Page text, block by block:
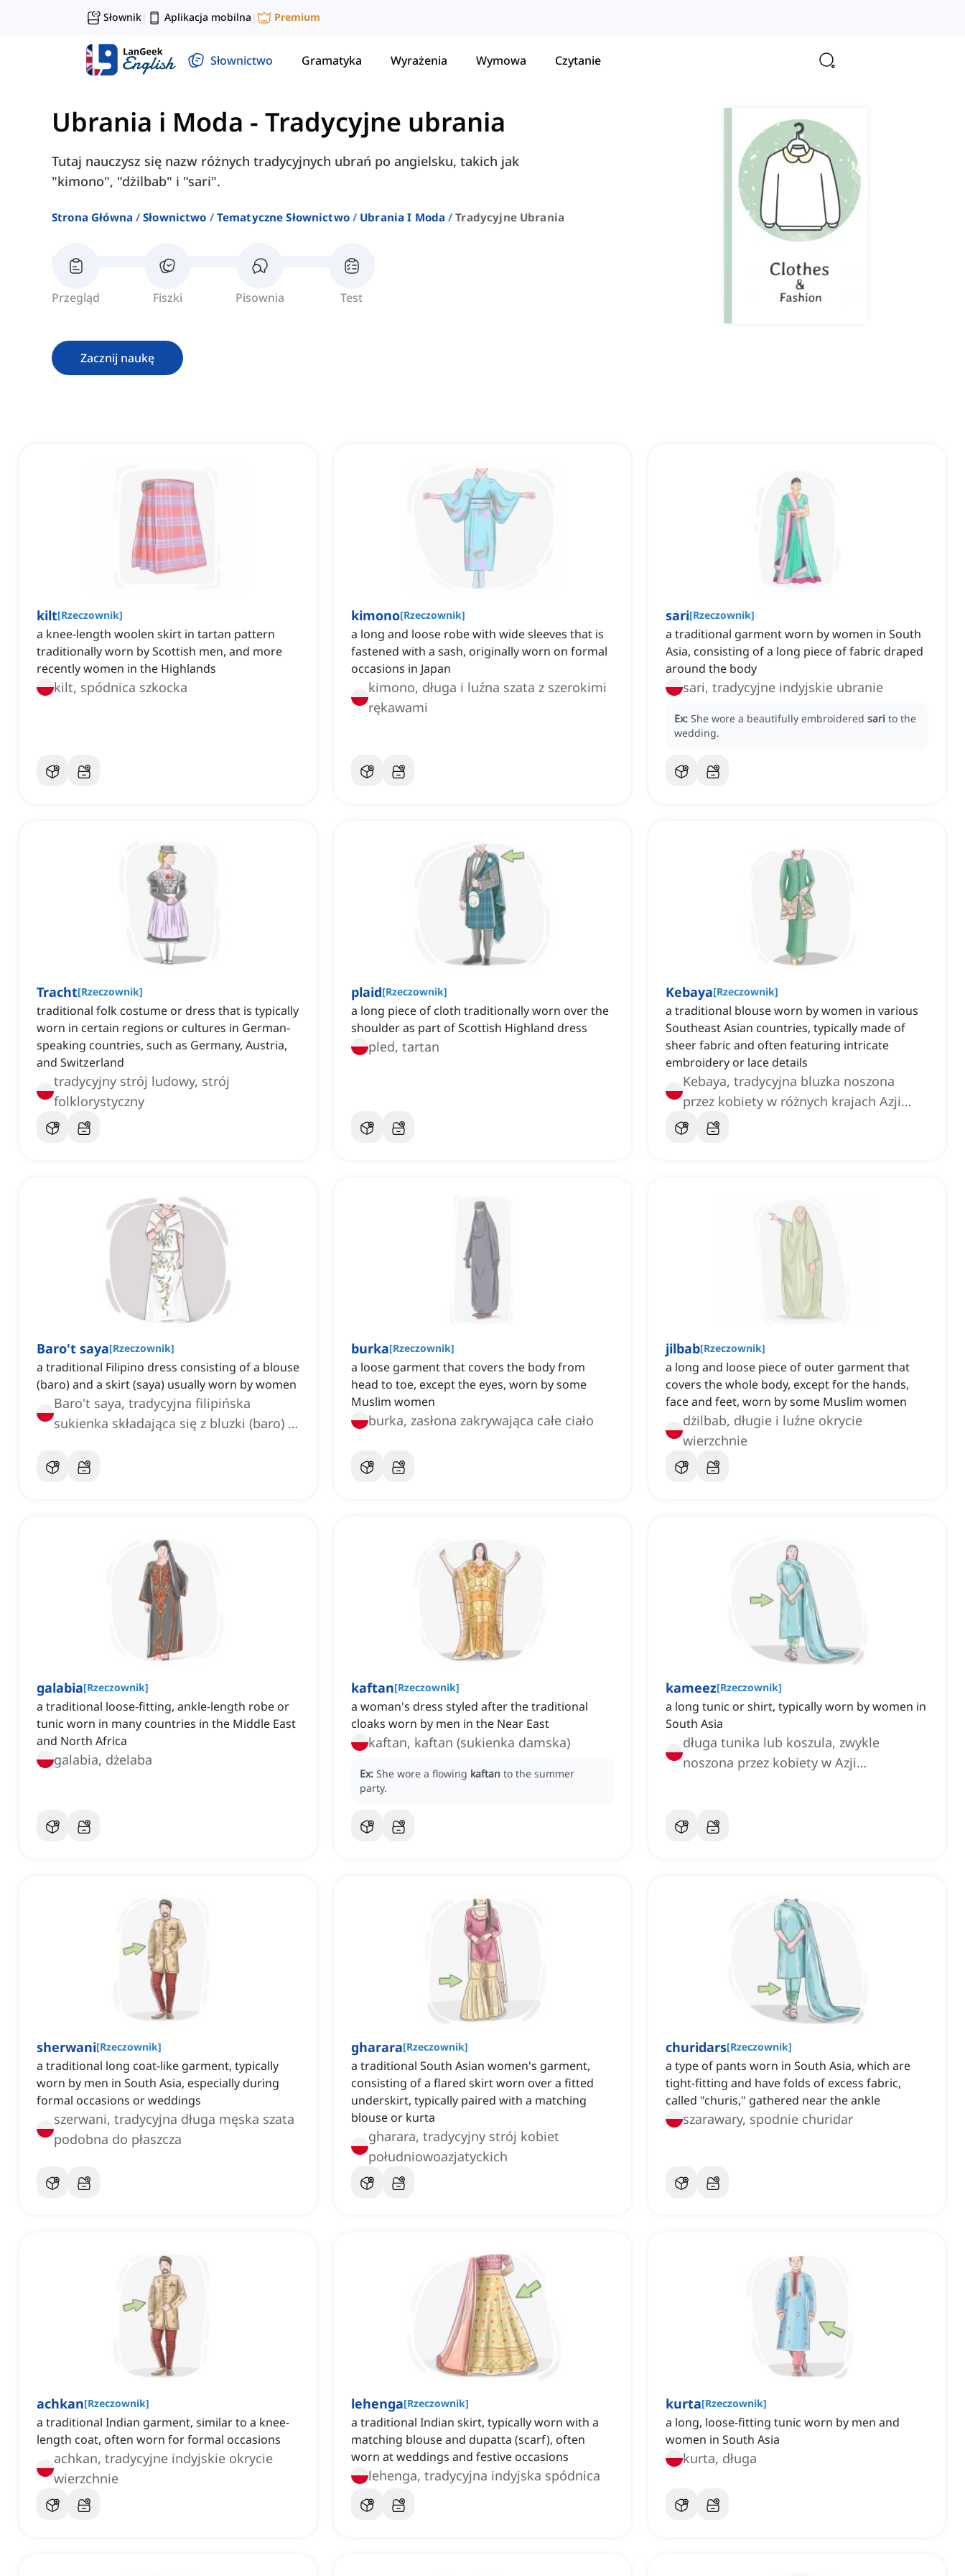
Słownik| Aplikacja mobilna | Premium
Słownictwo Gramatyka Wyrażenia Wymowa Czytanie
Ubrania i Moda - Tradycyjne ubrania
Tutaj nauczysz się nazw różnych tradycyjnych ubrań po angielsku, takich jak
"kimono", "dżilbab" i "sari".
Strona Główna Słownictwo Tematyczne Słownictwo Ubrania I Moda Tradycyjne Ubrania
Przegląd Fiszki Pisownia Test
Zacznij naukę
kilt[Rzeczownik]
a knee-length woolen skirt in tartan pattern
traditionally worn by Scottish men, and more
recently women in the Highlands
kilt, spódnica szkocka
kimono[Rzeczownik]
a long and loose robe with wide sleeves that is
fastened with a sash, originally worn on formal
occasions in Japan
kimono, długa i luźna szata z szerokimi
rękawami
sari[Rzeczownik]
a traditional garment worn by women in South
Asia, consisting of a long piece of fabric draped
around the body
sari, tradycyjne indyjskie ubranie
Ex: She wore a beautifully embroidered sari to the
wedding.
Tracht[Rzeczownik]
traditional folk costume or dress that is typically
worn in certain regions or cultures in German-
speaking countries, such as Germany, Austria,
and Switzerland
tradycyjny strój ludowy, strój
folklorystyczny
plaid[Rzeczownik]
a long piece of cloth traditionally worn over the
shoulder as part of Scottish Highland dress
pled, tartan
Kebaya[Rzeczownik]
a traditional blouse worn by women in various
Southeast Asian countries, typically made of
sheer fabric and often featuring intricate
embroidery or lace details
Kebaya, tradycyjna bluzka noszona
przez kobiety w różnych krajach Azji
Południowo-Wschodniej
Baro't saya[Rzeczownik]
a traditional Filipino dress consisting of a blouse
(baro) and a skirt (saya) usually worn by women
Baro't saya, tradycyjna filipińska
sukienka składająca się z bluzki (baro) i
burka[Rzeczownik]
a loose garment that covers the body from
head to toe, except the eyes, worn by some
Muslim women
burka, zasłona zakrywająca całe ciało
jilbab[Rzeczownik]
a long and loose piece of outer garment that
covers the whole body, except for the hands,
face and feet, worn by some Muslim women
dżilbab, długie i luźne okrycie
wierzchnie
galabia[Rzeczownik]
a traditional loose-fitting, ankle-length robe or
tunic worn in many countries in the Middle East
and North Africa
galabia, dżelaba
kaftan[Rzeczownik]
a woman's dress styled after the traditional
cloaks worn by men in the Near East
kaftan, kaftan (sukienka damska)
Ex: She wore a flowing kaftan to the summer
party.
kameez[Rzeczownik]
a long tunic or shirt, typically worn by women in
South Asia
długa tunika lub koszula, zwykle
noszona przez kobiety w Azji
sherwani[Rzeczownik]
a traditional long coat-like garment, typically
worn by men in South Asia, especially during
formal occasions or weddings
szerwani, tradycyjna długa męska szata
podobna do płaszcza
gharara[Rzeczownik]
a traditional South Asian women's garment,
consisting of a flared skirt worn over a fitted
underskirt, typically paired with a matching
blouse or kurta
gharara, tradycyjny strój kobiet
południowoazjatyckich
churidars[Rzeczownik]
a type of pants worn in South Asia, which are
tight-fitting and have folds of excess fabric,
called "churis," gathered near the ankle
szarawary, spodnie churidar
achkan[Rzeczownik]
a traditional Indian garment, similar to a knee-
length coat, often worn for formal occasions
achkan, tradycyjne indyjskie okrycie
wierzchnie
lehenga[Rzeczownik]
a traditional Indian skirt, typically worn with a
matching blouse and dupatta (scarf), often
worn at weddings and festive occasions
lehenga, tradycyjna indyjska spódnica
kurta[Rzeczownik]
a long, loose-fitting tunic worn by men and
women in South Asia
kurta, długa